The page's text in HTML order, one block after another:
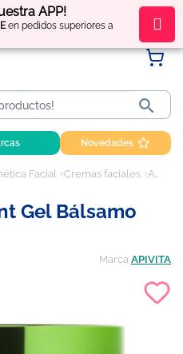
APP!
en pedidos superiores a
puntos por tus compras

Novedades
Facial Cremas faciales Apivita Bee Radiant Gel Bálsamo Noche, 50ml.
Gel Bálsamo
Marca APIVITA